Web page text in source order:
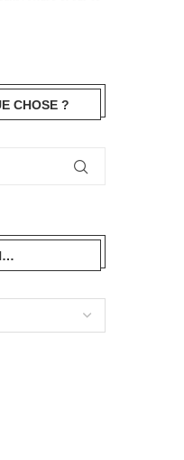
CHOSE ?